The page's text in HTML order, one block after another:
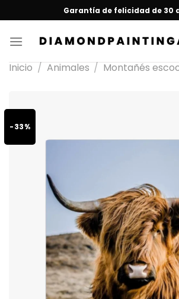
Garantía de felicidad de 30
Inicio / Animales / Montañés
-33%